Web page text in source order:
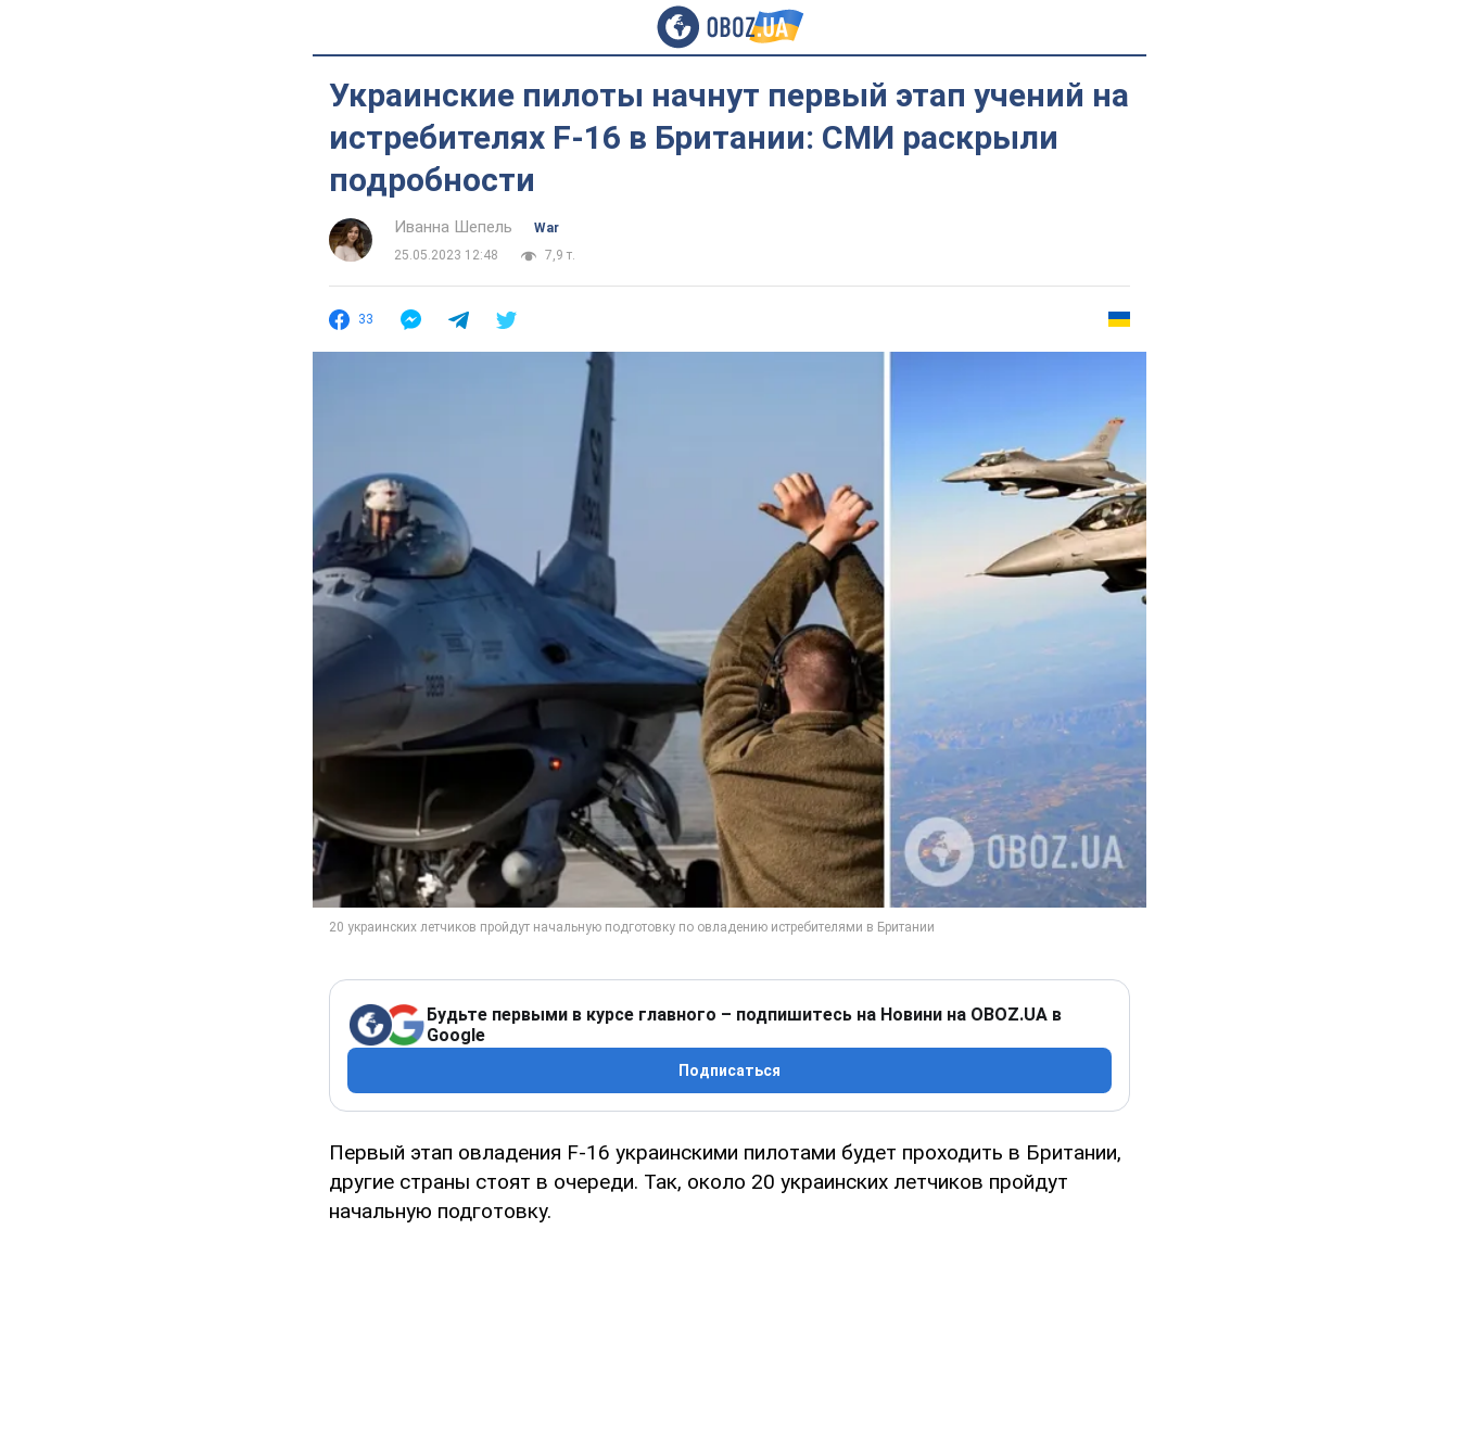
Украинские пилоты начнут первый этап учений на
истребителях F-16 в Британии: СМИ раскрыли
подробности
Иванна Шепель
War
25.05.2023 12:48
7,9 т.
33
Будьте первыми в курсе главного – подпишитесь на Новини на OBOZ.UA в
Google
Подписаться
Первый этап овладения F-16 украинскими пилотами будет проходить в Британии,
другие страны стоят в очереди. Так, около 20 украинских летчиков пройдут
начальную подготовку.